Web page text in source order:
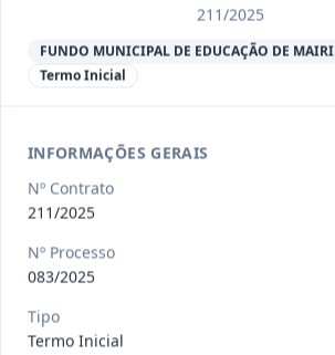
Inicial
Situação:
2023
Termo
211/2025
FUNDO MUNICIPAL DE EDUCAÇÃO DE MAIRI
Termo Inicial
INFORMAÇÕES GERAIS
Nº Contrato
211/2025
Nº Processo
083/2025
Tipo
Termo Inicial